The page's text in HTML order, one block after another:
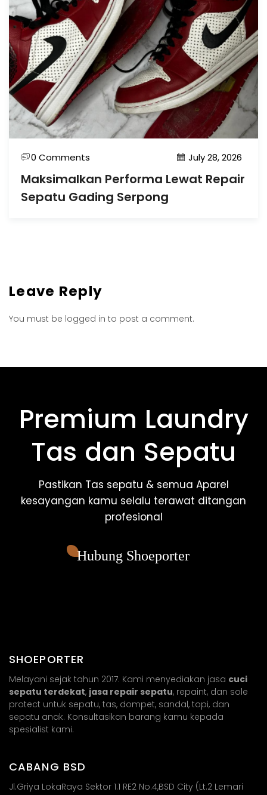
July 28, 2026
0 Comments
Maksimalkan Performa Lewat Repair
Sepatu Gading Serpong
Leave Reply
You must be logged in to post a comment.
Premium Laundry
Tas dan Sepatu
Pastikan Tas sepatu & semua Aparel
kesayangan kamu selalu terawat ditangan
profesional
Hubung Shoeporter
SHOEPORTER
Melayani sejak tahun 2017. Kami menyediakan jasa cuci
sepatu terdekat, jasa repair sepatu, repaint, dan sole
protect untuk sepatu, tas, dompet, sandal, topi, dan
sepatu anak. Konsultasikan barang kamu kepada
spesialist kami.
CABANG BSD
Jl.Griya LokaRaya Sektor 1.1 RE2 No.4,BSD City (Lt.2 Lemari